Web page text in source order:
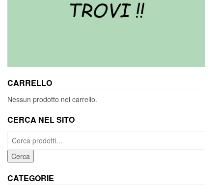
CARRELLO
Nessun prodotto nel carrello.
CERCA NEL SITO
Cerca:
Cerca
CATEGORIE